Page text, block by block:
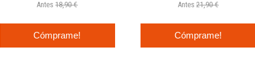
Antes 18,90 €
Cómprame!
Antes 21,90 €
Cómprame!